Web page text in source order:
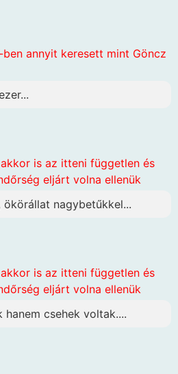
ben annyit keresett mint Göncz
is az itteni független és
eljárt volna ellenük
nagybetűkkel...
is az itteni független és
eljárt volna ellenük
hanem csehek voltak....